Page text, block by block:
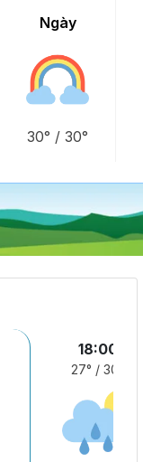
Ngày
30° / 30°
18:00
27° / 30°